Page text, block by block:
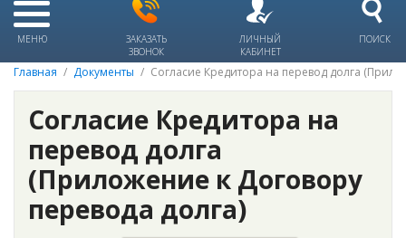
МЕНЮ
ЗАКАЗАТЬ
ЗВОНОК
ЛИЧНЫЙ
КАБИНЕТ
ПОИСК
Главная Документы Согласие Кредитора на перевод долга
Согласие Кредитора на
перевод долга
(Приложение к Договору
перевода долга)